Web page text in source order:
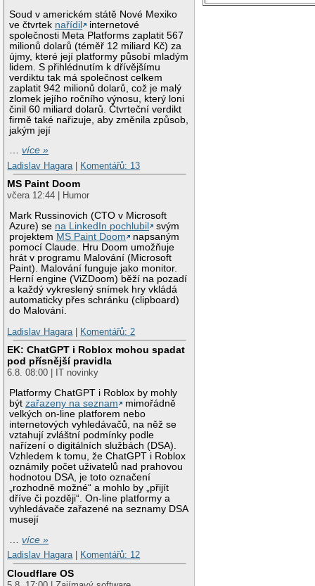
Soud v americkém státě Nové Mexiko
ve čtvrtek nařídil
internetové
společnosti Meta Platforms zaplatit 567
milionů dolarů (téměř 12 miliard Kč) za
újmy, které její platformy působí mladým
lidem. S přihlédnutím k dřívějšímu
verdiktu tak má společnost celkem
zaplatit 942 milionů dolarů, což je malý
zlomek jejího ročního výnosu, který loni
činil 60 miliard dolarů. Čtvrteční verdikt
firmě také nařizuje, aby změnila způsob,
jakým její
…více »
Ladislav Hagara
Komentářů: 13
MS Paint Doom
včera 12:44 | Humor
Mark Russinovich (CTO v Microsoft
Azure) se na LinkedIn pochlubil
svým
projektem MS Paint Doom
napsaným
pomocí Claude. Hru Doom umožňuje
hrát v programu Malování (Microsoft
Paint). Malování funguje jako monitor.
Herní engine (ViZDoom) běží na pozadí
a každý vykreslený snímek hry vkládá
automaticky přes schránku (clipboard)
do Malování.
Ladislav Hagara
Komentářů: 2
EK: ChatGPT i Roblox mohou spadat
pod přísnější pravidla
6.8. 08:00 | IT novinky
Platformy ChatGPT i Roblox by mohly
býtzařazeny na seznam
mimořádně
velkých on-line platforem nebo
internetových vyhledávačů, na něž se
vztahují zvláštní podmínky podle
nařízení o digitálních službách (DSA).
Vzhledem k tomu, že ChatGPT i Roblox
oznámily počet uživatelů nad prahovou
hodnotou DSA, je toto označení
„rozhodně možné“ a mohlo by „přijít
dříve či později“. On-line platformy a
vyhledávače zařazené na seznamy DSA
musejí
…více »
Ladislav Hagara| Komentářů: 12
Cloudflare OS